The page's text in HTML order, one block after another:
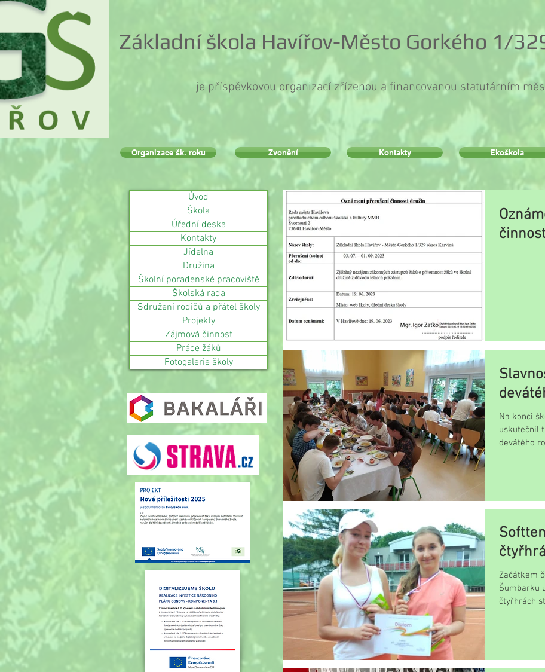
Základní škola Havířov-Město Gorkého 1/
je příspěvkovou organizací zřízenou a financovanou statutárním
Na konci
uskutečnil
devátého
Začátkem
Šumbarku
čtyřhrách
Organizace šk. roku Zvonění Kontakty Ekoškola
Úvod
Škola
Úřední deska
Kontakty
Jídelna
Družina
Školní poradenské pracoviště
Školská rada
Sdružení rodičů a přátel školy
Projekty
Zájmová činnost
Práce žáků
Fotogalerie školy